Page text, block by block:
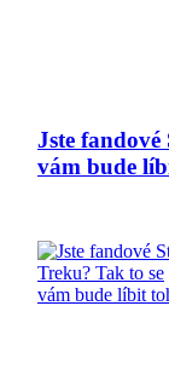
Jste
vám bude